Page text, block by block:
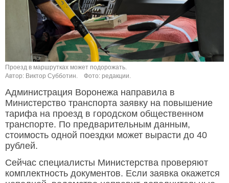
Проезд в маршрутках может подорожать.
Автор: Виктор Субботин.
Фото: редакции.
Администрация Воронежа направила в
Министерство транспорта заявку на повышение
тарифа на проезд в городском общественном
транспорте. По предварительным данным,
стоимость одной поездки может вырасти до 40
рублей.
Сейчас специалисты Министерства проверяют
комплектность документов. Если заявка окажется